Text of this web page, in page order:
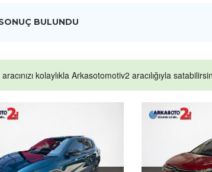
BULUNDU
aracınızı kolaylıkla Arkasotomotiv2 aracılığıyla